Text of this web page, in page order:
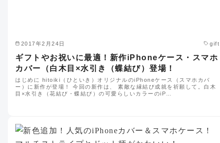
2017年2月24日 gift
ギフトやお祝いに最適！新作iPhoneケース・スマホ
カバー（白木目×水引き（蝶結び）登場！
はじめに hitoiki（ひといき）オリジナルのiPhoneケース（スマホカバ
ー）に新作が登場！ 今回の新作は、 素敵な縁結び成就を祈願して。白木
目×水引き（花結び・蝶結び）の可愛らしいカラーのiP…